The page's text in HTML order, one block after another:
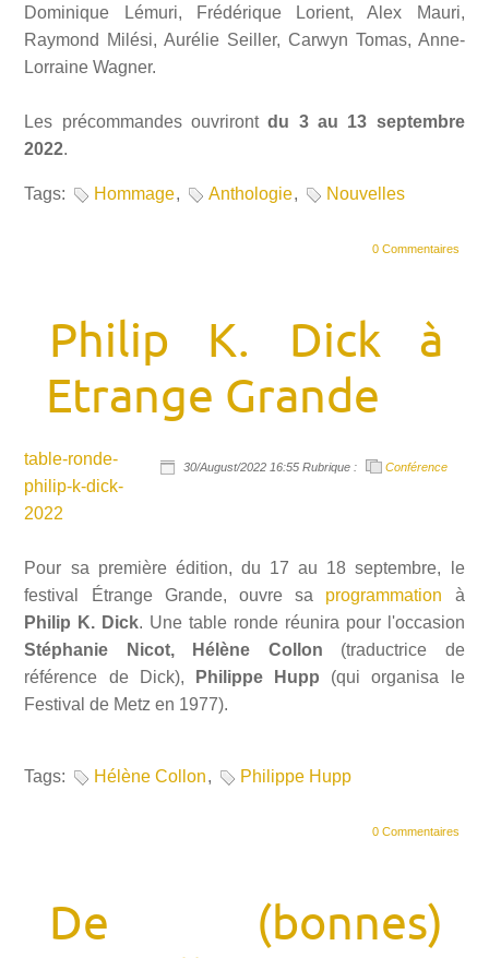
Dominique Lémuri, Frédérique Lorient, Alex Mauri,
Raymond Milési, Aurélie Seiller, Carwyn Tomas, Anne-
Lorraine Wagner.
Les précommandes ouvrirontdu 3 au 13 septembre
2022.
Tags: Hommage, Anthologie, Nouvelles
0 Commentaires
Philip K. Dick à
Etrange Grande
30/August/2022 16:55 Rubrique : Conférence
table-ronde-
philip-k-dick-
2022
Pour sa première édition, du 17 au 18 septembre, le
festival Étrange Grande, ouvre sa programmation à
Philip K. Dick. Une table ronde réunira pour l'occasion
Stéphanie Nicot,
Hélène Collon (traductrice de
référence de Dick),
Philippe Hupp (qui organisa le
Festival de Metz en 1977).
Tags: Hélène Collon, Philippe Hupp
0 Commentaires
De (bonnes)